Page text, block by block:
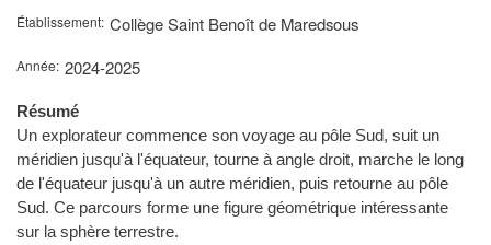
Établissement Collège Saint Benoît de Maredsous
Année 2024-2025
Résumé
Un explorateur commence son voyage au pôle Sud, suit un
méridien jusqu'à l'équateur, tourne à angle droit, marche le long
de l'équateur jusqu'à un autre méridien, puis retourne au pôle
Sud. Ce parcours forme une figure géométrique intéressante
sur la sphère terrestre.